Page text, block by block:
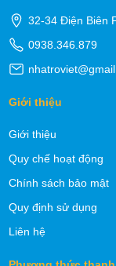
32-34 Điện Biên
0938.346.879
Giới thiệu
Giới thiệu
Quy chế hoạt động
Chính sách bảo mật
Quy định sử dụng
Liên hệ